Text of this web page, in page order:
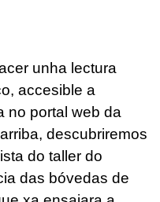
unha lectura
accesible a
no portal web da
descubriremos
do taller do
das bóvedas de